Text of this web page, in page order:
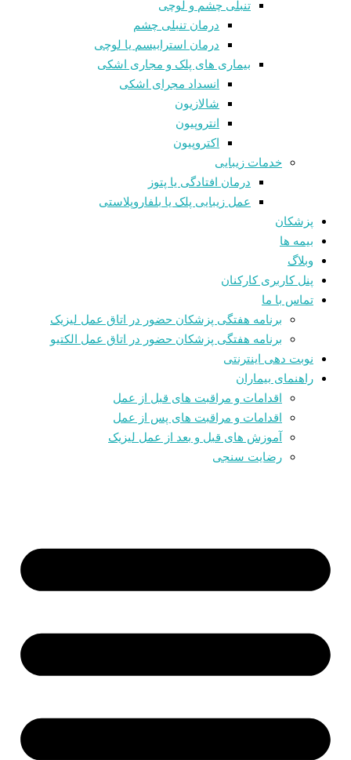
تنبلی چشم و لوچی
درمان تنبلی چشم
درمان استرابیسم یا لوچی
بیماری های پلک و مجاری اشکی
انسداد مجرای اشکی
شالازيون
انتروپیون
اکتروپیون
خدمات زیبایی
درمان افتادگی یا پتوز
عمل زیبایی پلک یا بلفاروپلاستی
پزشکان
بیمه ها
وبلاگ
پنل کاربری کارکنان
تماس با ما
برنامه هفتگی پزشکان حضور در اتاق عمل لیزیک
برنامه هفتگی پزشکان حضور در اتاق عمل الکتیو
نوبت دهی اینترنتی
راهنمای بیماران
اقدامات و مراقبت های قبل از عمل
اقدامات و مراقبت های پس از عمل
آموزش های قبل و بعد از عمل لیزیک
رضایت سنجی